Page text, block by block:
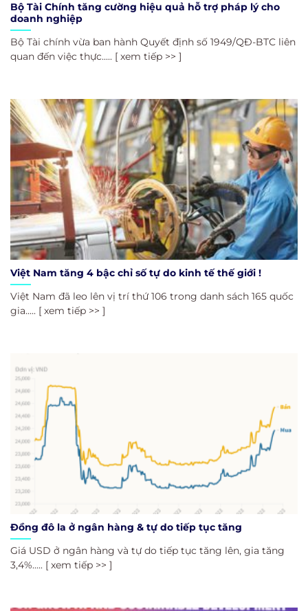
Bộ Tài Chính tăng cường hiệu quả hỗ trợ pháp lý cho
doanh nghiệp
Bộ Tài chính vừa ban hành Quyết định số 1949/QĐ-BTC liên
quan đến việc thực..... [ xem tiếp >> ]
Việt Nam tăng 4 bậc chỉ số tự do kinh tế thế giới !
Việt Nam đã leo lên vị trí thứ 106 trong danh sách 165 quốc
gia..... [ xem tiếp >> ]
Đồng đô la ở ngân hàng & tự do tiếp tục tăng
Giá USD ở ngân hàng và tự do tiếp tục tăng lên, gia tăng
3,4%..... [ xem tiếp >> ]